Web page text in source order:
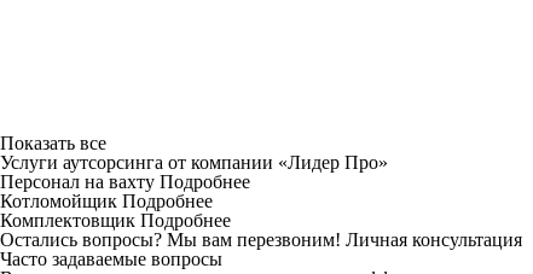
Показать все
Услуги аутсорсинга от компании «Лидер Про»
Персонал на вахту Подробнее
Котломойщик Подробнее
Комплектовщик Подробнее
Остались вопросы? Мы вам перезвоним! Личная консультация
Часто задаваемые вопросы